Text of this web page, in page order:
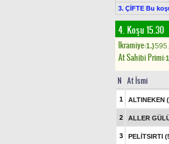
3. ÇİFTE Bu
4. Koşu 15.30
Ikramiye:1.)
At Sahibi Primi:
N At İsmi
1 ALTINEKEN
2 ALLER
3 PELİTSIRTI